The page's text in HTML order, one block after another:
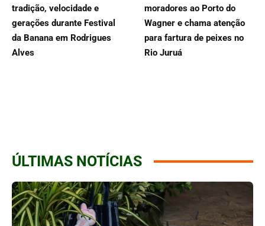
tradição, velocidade e
gerações durante Festival
da Banana em Rodrigues
Alves
moradores ao Porto do
Wagner e chama atenção
para fartura de peixes no
Rio Juruá
ÚLTIMAS NOTÍCIAS